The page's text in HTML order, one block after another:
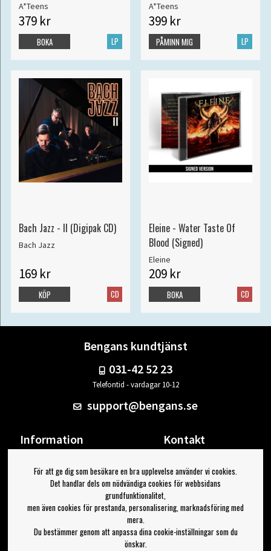
A*Teens
379 kr
LP
BOKA
A*Teens
399 kr
LP
PÅMINN MIG
Bach Jazz - II (Digipak CD)
Bach Jazz
169 kr
CD
KÖP
Eleine - Water Taste Of
Blood (Signed)
Eleine
209 kr
CD
BOKA
Bengans kundtjänst
031-42 52 23
Telefontid - vardagar 10-12
support@bengans.se
Information
Om Bengans
FAQ / Köp- & Leveransvillkor
Kontakt
Din sida
Logga ut
Jag vill ha tips från Bengans
För att ge dig som besökare en bra upplevelse använder vi cookies.
Det handlar dels om nödvändiga cookies för webbsidans
grundfunktionalitet,
men även cookies för prestanda, personalisering, marknadsföring med
mera.
Du bestämmer genom att anpassa dina cookie-inställningar som du
önskar.